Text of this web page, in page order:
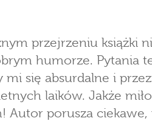
przejrzeniu książki
humorze. Pytania
mi się absurdalne i
laików. Jakże
Autor porusza